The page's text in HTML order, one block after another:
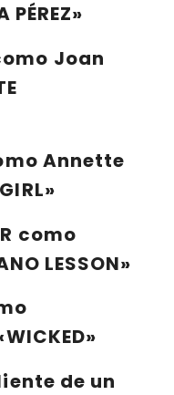
Joan
Annette
como
LESSON»
de un